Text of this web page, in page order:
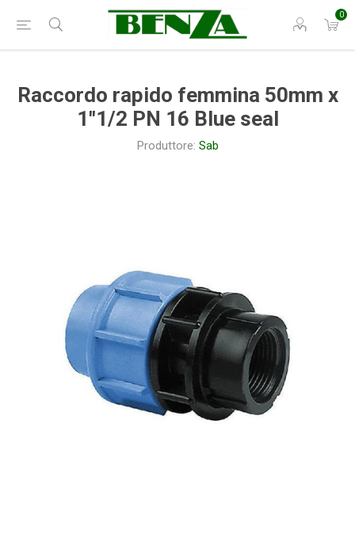
0
Raccordo rapido femmina 50mm x
1"1/2 PN 16 Blue seal
Produttore: Sab